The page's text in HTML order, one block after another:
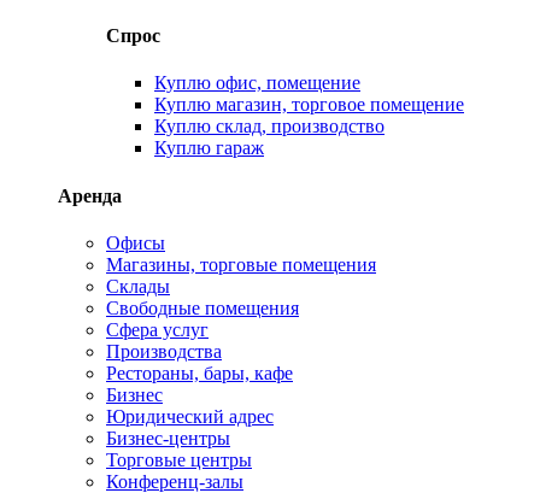
Спрос
Куплю офис, помещение
Куплю магазин, торговое помещение
Куплю склад, производство
Куплю гараж
Аренда
Офисы
Магазины, торговые помещения
Склады
Свободные помещения
Сфера услуг
Производства
Рестораны, бары, кафе
Бизнес
Юридический адрес
Бизнес-центры
Торговые центры
Конференц-залы